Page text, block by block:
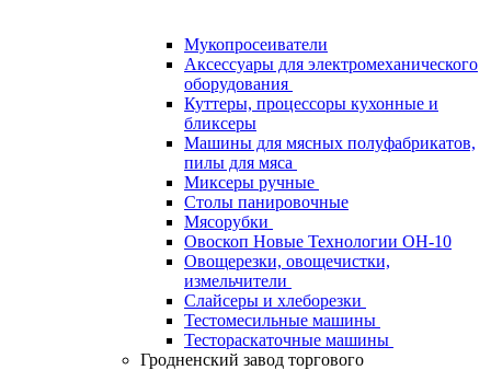
Мукопросеиватели
Аксессуары для электромеханического
оборудования
Куттеры, процессоры кухонные и
бликсеры
Машины для мясных полуфабрикатов,
пилы для мяса
Миксеры ручные
Столы панировочные
Мясорубки
Овоскоп Новые Технологии ОН-10
Овощерезки, овощечистки,
измельчители
Слайсеры и хлеборезки
Тестомесильные машины
Тестораскаточные машины
Гродненский завод торгового